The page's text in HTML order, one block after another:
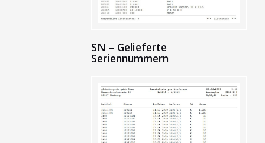
SN – Gelieferte
Seriennummern